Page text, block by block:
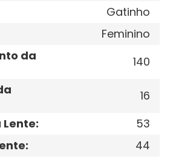
Gatinho
Feminino
da
140
16
:
53
: 44